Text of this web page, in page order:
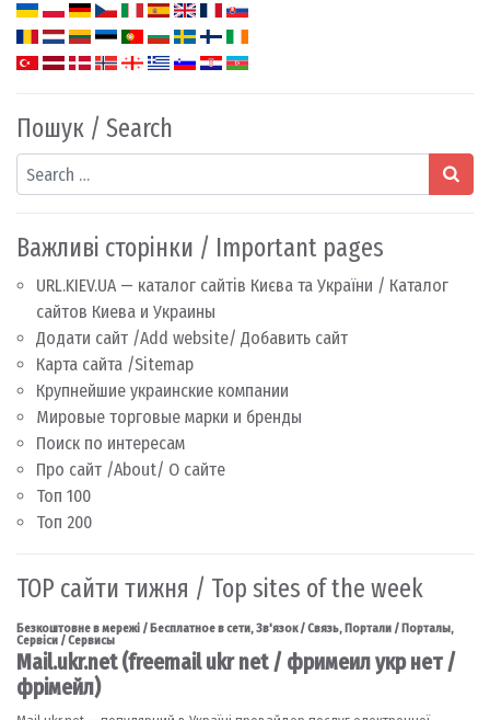
Пошук / Search
Search
Важливі сторінки / Important pages
URL.KIEV.UA — каталог сайтів Києва та України / Каталог
сайтов Киева и Украины
Додати сайт /Add website/ Добавить сайт
Карта сайта /Sitemap
Крупнейшие украинские компании
Мировые торговые марки и бренды
Поиск по интересам
Про сайт /About/ О сайте
Топ 100
Топ 200
TOP сайти тижня / Top sites of the week